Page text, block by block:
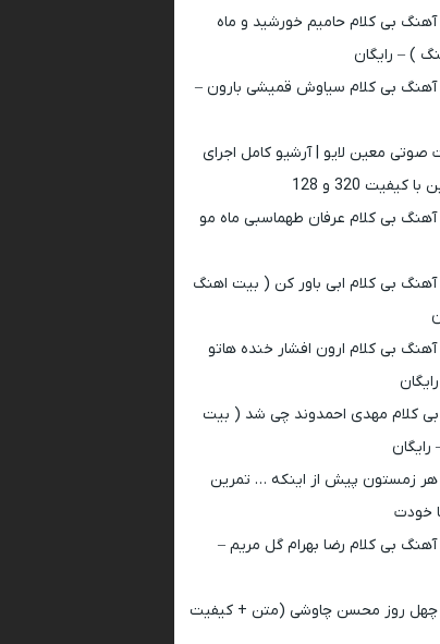
آهنگ بی کلام حامیم خورشید و ماه
) – رایگان
آهنگ بی کلام سیاوش قمیشی بارون –
صوتی معین لایو | آرشیو کامل اجرای
کیفیت 320 و 128
آهنگ بی کلام عرفان طهماسبی ماه مو
آهنگ بی کلام ابی باور کن ( بیت اهنگ
آهنگ بی کلام ارون افشار خنده هاتو
کلام مهدی احمدوند چی شد ( بیت
زمستون پیش از اینکه … تمرین
خودت
آهنگ بی کلام رضا بهرام گل مریم –
روز محسن چاوشی (متن + کیفیت